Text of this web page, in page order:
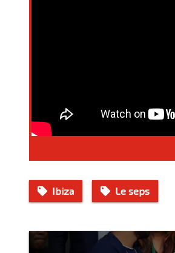
Ibiza Le seps